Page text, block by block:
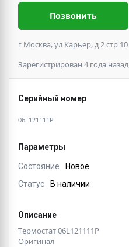
Позвонить
г Москва, ул Карьер, д 2 стр 10
Зарегистрирован 4 года назад
Серийный номер
06L121111P
Параметры
Состояние
Новое
Статус
В наличии
Описание
Термостат 06L121111P
Оригинал